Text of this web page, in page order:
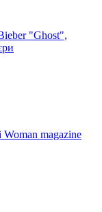
"Ghost",
Woman magazine